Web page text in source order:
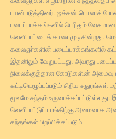
பயன்படுத்தினர். ஜக்சன் பொலாக்
படைப்பாக்கங்களில் பெரிதும்
வெளிபாட்டைக் காண முடிகின்றது.
கலைஞர்களின் படைப்பாக்கங்களில்
இதனிலும் வேறுபட்டது. அவரது
நிலைக்குத்தான கோடுகளின் அமைவு
கட்டியெழுப்பப்படும் சிறிய
மூலமே சந்தம்
வெளிபாட்டுப் பாங்கிற்கு அமைவாக
சந்தங்கள் பிறப்பிக்கப்படும்.